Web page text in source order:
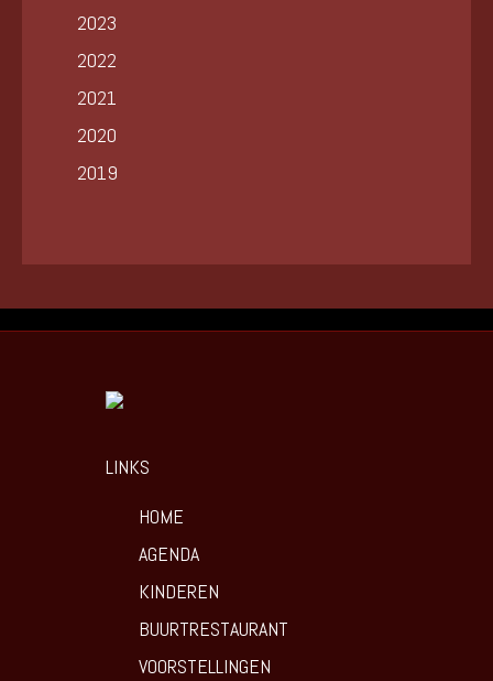
2023
2022
2021
2020
2019
LINKS
HOME
AGENDA
KINDEREN
BUURTRESTAURANT
VOORSTELLINGEN